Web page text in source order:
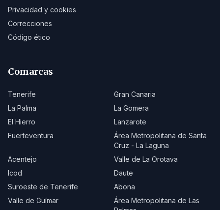
Privacidad y cookies
Correcciones
Código ético
Comarcas
Tenerife
Gran Canaria
La Palma
La Gomera
El Hierro
Lanzarote
Fuerteventura
Área Metropolitana de Santa
Cruz - La Laguna
Acentejo
Valle de La Orotava
Icod
Daute
Suroeste de Tenerife
Abona
Valle de Güímar
Área Metropolitana de Las